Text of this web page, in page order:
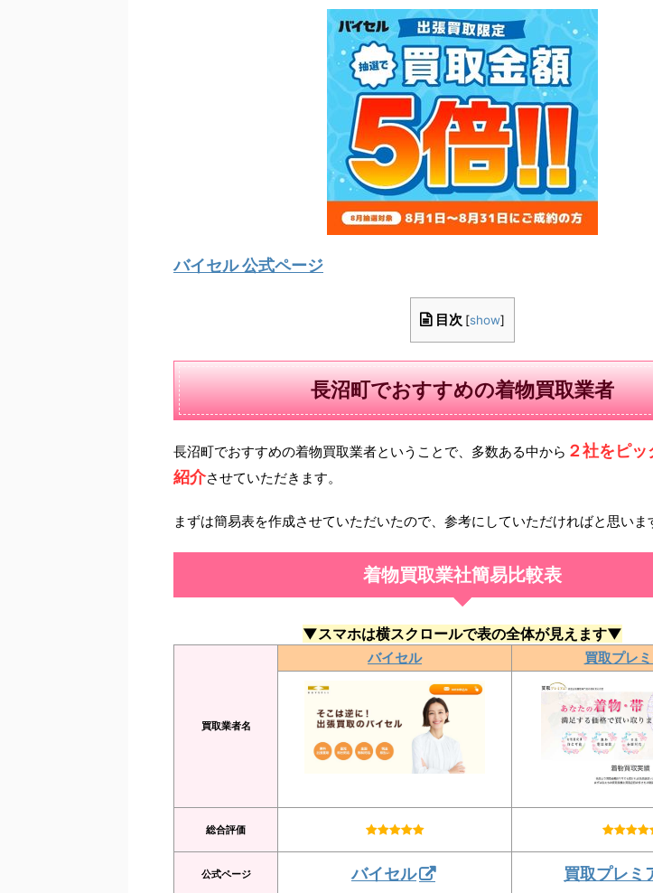
バイセル 公式ページ
目次 [show]
長沼町でおすすめの着物買取業者
長沼町でおすすめの着物買取業者ということで、多数ある中から ２社をピ
紹介させていただきます。
まずは簡易表を作成させていただいたので、参考にしていただければと思いま
着物買取業社簡易比較表
▼スマホは横スクロールで表の全体が見えます▼
買取業者名
バイセル 買取プレ
総合評価
公式ページ バイセル 買取プレミ